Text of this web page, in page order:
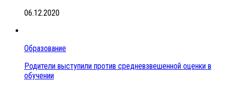
06.12.2020
Образование
Родители выступили против средневзвешенной оценки в
обучении